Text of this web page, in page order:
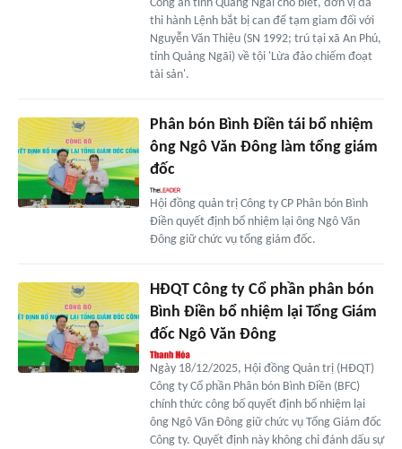
Công an tỉnh Quảng Ngãi cho biết, đơn vị đã
thi hành Lệnh bắt bị can để tạm giam đối với
Nguyễn Văn Thiệu (SN 1992; trú tại xã An Phú,
tỉnh Quảng Ngãi) về tội 'Lừa đảo chiếm đoạt
tài sản'.
Phân bón Bình Điền tái bổ nhiệm
ông Ngô Văn Đông làm tổng giám
đốc
Hội đồng quản trị Công ty CP Phân bón Bình
Điền quyết định bổ nhiệm lại ông Ngô Văn
Đông giữ chức vụ tổng giám đốc.
HĐQT Công ty Cổ phần phân bón
Bình Điền bổ nhiệm lại Tổng Giám
đốc Ngô Văn Đông
Ngày 18/12/2025, Hội đồng Quản trị (HĐQT)
Công ty Cổ phần Phân bón Bình Điền (BFC)
chính thức công bố quyết định bổ nhiệm lại
ông Ngô Văn Đông giữ chức vụ Tổng Giám đốc
Công ty. Quyết định này không chỉ đánh dấu sự